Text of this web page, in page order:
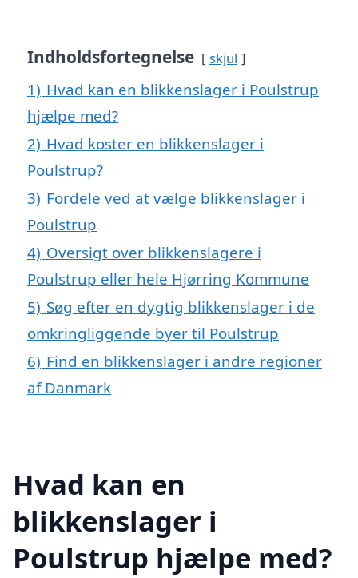
Indholdsfortegnelse skjul
1) Hvad kan en blikkenslager i Poulstrup
hjælpe med?
2) Hvad koster en blikkenslager i
Poulstrup?
3) Fordele ved at vælge blikkenslager i
Poulstrup
4) Oversigt over blikkenslagere i
Poulstrup eller hele Hjørring Kommune
5) Søg efter en dygtig blikkenslager i de
omkringliggende byer til Poulstrup
6) Find en blikkenslager i andre regioner
af Danmark
Hvad kan en
blikkenslager i
Poulstrup hjælpe med?